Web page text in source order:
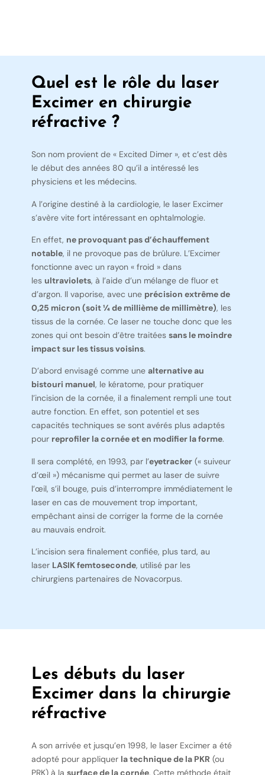
Quel est le rôle du laser
Excimer en chirurgie
réfractive ?
Son nom provient de « Excited Dimer », et c’est dès
le début des années 80 qu’il a intéressé les
physiciens et les médecins.
A l’origine destiné à la cardiologie, le laser Excimer
s’avère vite fort intéressant en ophtalmologie.
En effet, neprovoquant pas d’échauffement
notable, il ne provoque pas de brûlure. L’Excimer
fonctionne avec un rayon « froid » dans
les ultraviolets, à l’aide d’un mélange de fluor et
d’argon. Il vaporise, avec une précision extrême de
0,25 micron (soit ¼ de millième de millimètre), les
tissus de la cornée. Ce laser ne touche donc que les
zones qui ont besoin d’être traitées sans le moindre
impact sur les tissus voisins.
D’abord envisagé comme une alternative au
bistouri manuel, le kératome, pour pratiquer
l’incision de la cornée, il a finalement rempli une tout
autre fonction. En effet, son potentiel et ses
capacités techniques se sont avérés plus adaptés
pour reprofiler la cornée et en modifier la forme.
Il sera complété, en 1993, par l’eyetracker(« suiveur
d’œil ») mécanisme qui permet au laser de suivre
l’œil, s’il bouge, puis d’interrompre immédiatement le
laser en cas de mouvement trop important,
empêchant ainsi de corriger la forme de la cornée
au mauvais endroit.
L’incision sera finalement confiée, plus tard, au
laser LASIK femtoseconde, utilisé par les
chirurgiens partenaires de Novacorpus.
Les débuts du laser
Excimer dans la chirurgie
réfractive
A son arrivée et jusqu’en 1998, le laser Excimer a été
adopté pour appliquer la technique de la PKR (ou
PRK) à la surface de la cornée. Cette méthode était